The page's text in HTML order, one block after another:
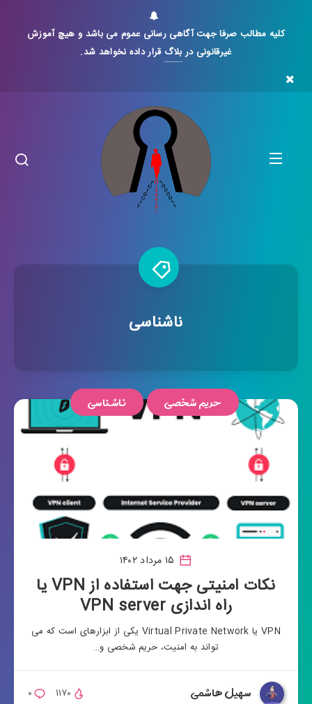
کلیه مطالب صرفا جهت آگاهی رسانی عموم می باشد و هیچ آموزش
غیرقانونی دربلاگ قرار داده نخواهد شد.
ناشناسی
حریم شخصی ناشناسی
نکات امنیتی جهت استفاده از VPN یا
راه اندازی VPN server
VPN یا Virtual Private Network یکی از ابزارهای است که می
تواند به امنیت، حریم شخصی و…
سهیل هاشمی ۰ ۱۱۷۰